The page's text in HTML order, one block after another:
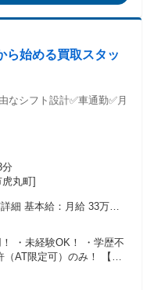
あり 年2回（2か月分実
決定
ら始める買取スタッ
なシフト設計✅車通勤✅月
丸町]
細 基本給：月給 33万円
なし 全員に一律で支払わ
ブ制度
・未経験OK！ ・学歴不